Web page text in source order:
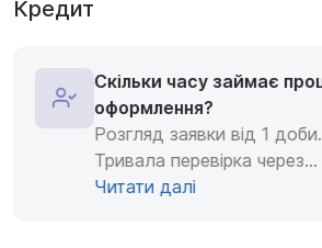
Кредит
Скільки часу займає
оформлення?
Розгляд заявки від 1 доби.
Тривала перевірка через...
Читати далі